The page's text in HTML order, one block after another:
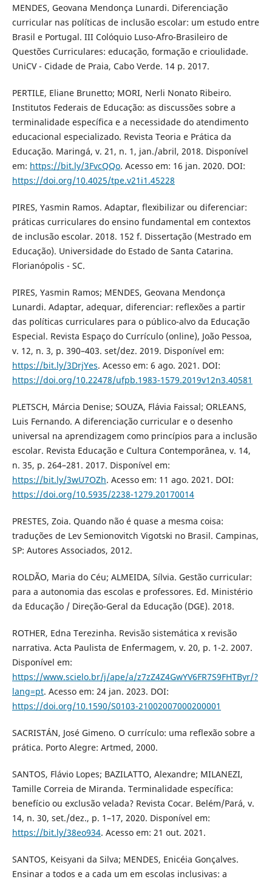
MENDES, Geovana Mendonça Lunardi. Diferenciação
curricular nas políticas de inclusão escolar: um estudo entre
Brasil e Portugal. III Colóquio Luso-Afro-Brasileiro de
Questões Curriculares: educação, formação e crioulidade.
UniCV - Cidade de Praia, Cabo Verde. 14 p. 2017.
PERTILE, Eliane Brunetto; MORI, Nerli Nonato Ribeiro.
Institutos Federais de Educação: as discussões sobre a
terminalidade específica e a necessidade do atendimento
educacional especializado. Revista Teoria e Prática da
Educação. Maringá, v. 21, n. 1, jan./abril, 2018. Disponível
em: https://bit.ly/3FvcQQo. Acesso em: 16 jan. 2020. DOI:
https://doi.org/10.4025/tpe.v21i1.45228
PIRES, Yasmin Ramos. Adaptar, flexibilizar ou diferenciar:
práticas curriculares do ensino fundamental em contextos
de inclusão escolar. 2018. 152 f. Dissertação (Mestrado em
Educação). Universidade do Estado de Santa Catarina.
Florianópolis - SC.
PIRES, Yasmin Ramos; MENDES, Geovana Mendonça
Lunardi. Adaptar, adequar, diferenciar: reflexões a partir
das políticas curriculares para o público-alvo da Educação
Especial. Revista Espaço do Currículo (online), João Pessoa,
v. 12, n. 3, p. 390–403. set/dez. 2019. Disponível em:
https://bit.ly/3DrjYes. Acesso em: 6 ago. 2021. DOI:
https://doi.org/10.22478/ufpb.1983-1579.2019v12n3.40581
PLETSCH, Márcia Denise; SOUZA, Flávia Faissal; ORLEANS,
Luis Fernando. A diferenciação curricular e o desenho
universal na aprendizagem como princípios para a inclusão
escolar. Revista Educação e Cultura Contemporânea, v. 14,
n. 35, p. 264–281. 2017. Disponível em:
https://bit.ly/3wU7OZh. Acesso em: 11 ago. 2021. DOI:
https://doi.org/10.5935/2238-1279.20170014
PRESTES, Zoia. Quando não é quase a mesma coisa:
traduções de Lev Semionovitch Vigotski no Brasil. Campinas,
SP: Autores Associados, 2012.
ROLDÃO, Maria do Céu; ALMEIDA, Sílvia. Gestão curricular:
para a autonomia das escolas e professores. Ed. Ministério
da Educação / Direção-Geral da Educação (DGE). 2018.
ROTHER, Edna Terezinha. Revisão sistemática x revisão
narrativa. Acta Paulista de Enfermagem, v. 20, p. 1-2. 2007.
Disponível em:
https://www.scielo.br/j/ape/a/z7zZ4Z4GwYV6FR7S9FHTByr/?
lang=pt. Acesso em: 24 jan. 2023. DOI:
https://doi.org/10.1590/S0103-21002007000200001
SACRISTÁN, José Gimeno. O currículo: uma reflexão sobre a
prática. Porto Alegre: Artmed, 2000.
SANTOS, Flávio Lopes; BAZILATTO, Alexandre; MILANEZI,
Tamille Correia de Miranda. Terminalidade específica:
benefício ou exclusão velada? Revista Cocar. Belém/Pará, v.
14, n. 30, set./dez., p. 1–17, 2020. Disponível em:
https://bit.ly/38eo934. Acesso em: 21 out. 2021.
SANTOS, Keisyani da Silva; MENDES, Enicéia Gonçalves.
Ensinar a todos e a cada um em escolas inclusivas: a